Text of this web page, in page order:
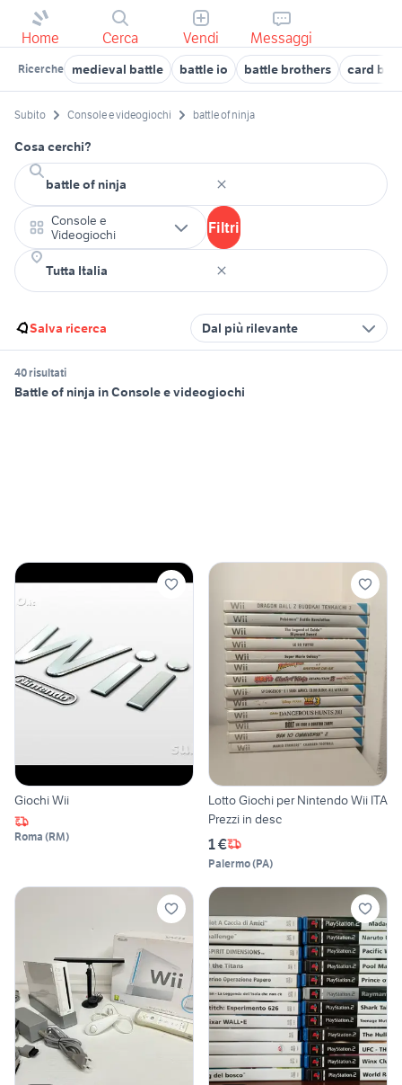
Home Cerca Vendi Messaggi
Ricerche medieval battle battle io battle brothers card
Subito Console e videogiochi battle of ninja
Cosa cerchi?
Console e
Videogiochi
Filtri
Salva ricerca Dal più rilevante
40 risultati
Battle of ninja in Console e videogiochi
Giochi Wii
Roma (RM)
Lotto Giochi per Nintendo Wii ITA
Prezzi in desc
1 €
Palermo(PA)